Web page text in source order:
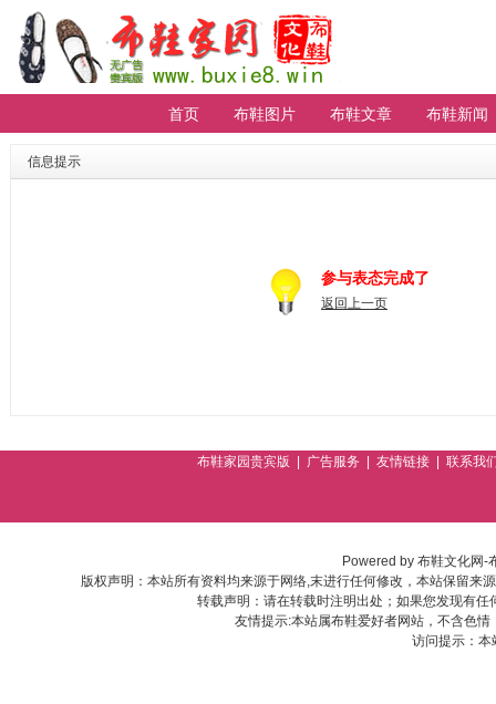
首页 布鞋图片 布鞋文章 布鞋新闻
信息提示
参与表态完成了
返回上一页
布鞋家园贵宾版 广告服务 友情链接 联系我
Powered by 布鞋文化网-
版权声明：本站所有资料均来源于网络,末进行任何修改，本站保留来
转载声明：请在转载时注明出处；如果您发现有
友情提示:本站属布鞋爱好者网站，不含色
访问提示：